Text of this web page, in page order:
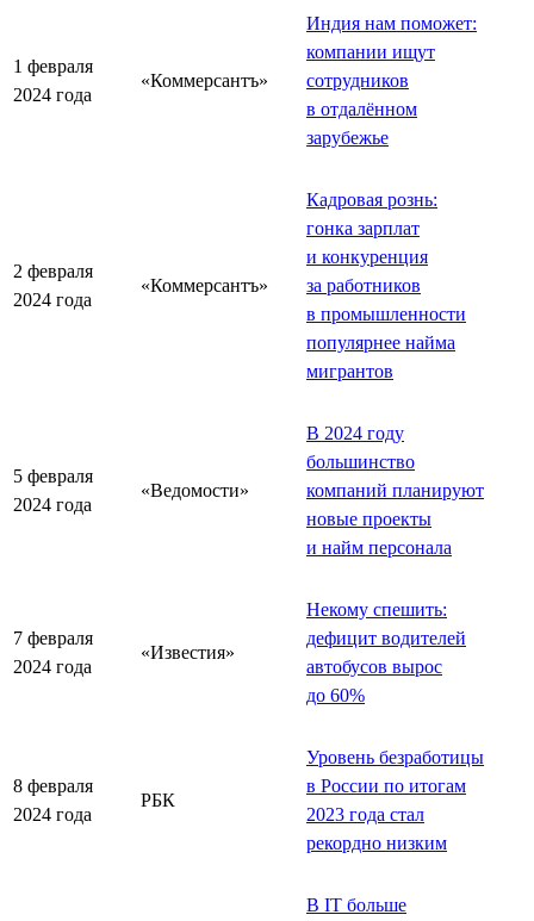
1 февраля
2024 года
«Коммерсантъ»
Индия нам поможет:
компании ищут
сотрудников
в отдалённом
зарубежье
2 февраля
2024 года
«Коммерсантъ»
Кадровая рознь:
гонка зарплат
и конкуренция
за работников
в промышленности
популярнее найма
мигрантов
5 февраля
2024 года
«Ведомости»
В 2024 году
большинство
компаний планируют
новые проекты
и найм персонала
7 февраля
2024 года
«Известия»
Некому спешить:
дефицит водителей
автобусов вырос
до 60%
8 февраля
2024 года
РБК
Уровень безработицы
в России по итогам
2023 года стал
рекордно низким
В IT больше